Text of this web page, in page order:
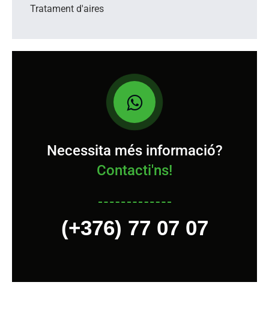
Tratament d'aires
Necessita més informació?
Contacti'ns!
(+376) 77 07 07